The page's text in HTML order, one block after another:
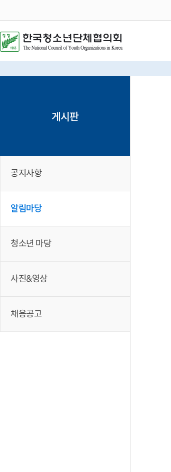
게시판
공지사항
알림마당
청소년 마당
사진&영상
채용공고